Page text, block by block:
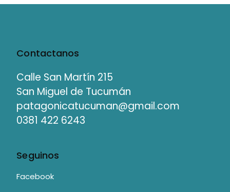
Contactanos
Calle San Martín 215
San Miguel de Tucumán
patagonicatucuman@gmail.com
0381 422 6243
Seguinos
Facebook